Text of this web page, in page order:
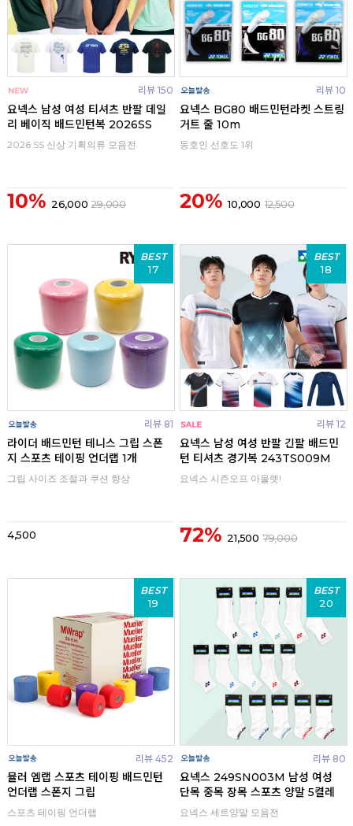
리뷰 150
요넥스 남성 여성 티셔츠 반팔 데일
리 베이직 배드민턴복 2026SS
2026 SS 신상 기획의류 모음전
10% 26,000 29,000
리뷰 10
요넥스 BG80 배드민턴라켓 스트링
거트 줄 10m
동호인 선호도 1위
20% 10,000 12,500
BEST
17
리뷰 81
라이더 배드민턴 테니스 그립 스폰
지 스포츠 테이핑 언더랩 1개
그립 사이즈 조절과 쿠션 향상
4,500
BEST
18
리뷰 12
요넥스 남성 여성 반팔 긴팔 배드민
턴 티셔츠 경기복 243TS009M
요넥스 시즌오프 아울렛!
72% 21,500 79,000
BEST
19
리뷰 452
뮬러 엠랩 스포츠 테이핑 배드민턴
언더랩 스폰지 그립
스포츠 테이핑 언더랩
BEST
20
리뷰 80
요넥스 249SN003M 남성 여성
단목 중목 장목 스포츠 양말 5켤레
요넥스 세트양말 모음전